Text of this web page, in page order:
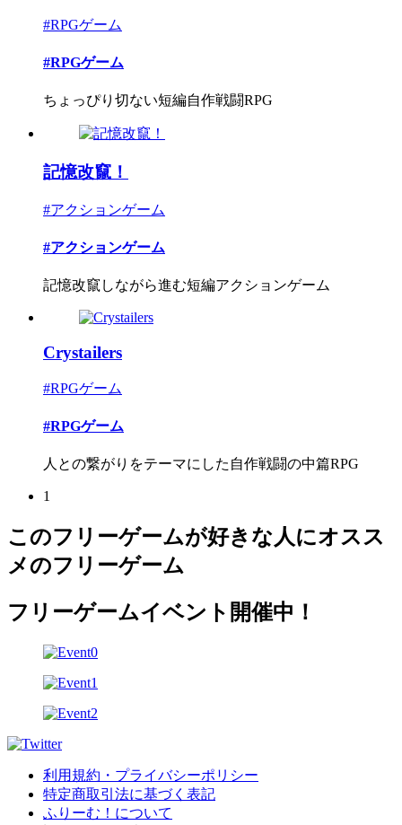
#RPGゲーム
#RPGゲーム
ちょっぴり切ない短編自作戦闘RPG
記憶改竄！
#アクションゲーム
#アクションゲーム
記憶改竄しながら進む短編アクションゲーム
Crystailers
#RPGゲーム
#RPGゲーム
人との繋がりをテーマにした自作戦闘の中篇RPG
1
このフリーゲームが好きな人にオスス
メのフリーゲーム
フリーゲームイベント開催中！
利用規約・プライバシーポリシー
特定商取引法に基づく表記
ふりーむ！について